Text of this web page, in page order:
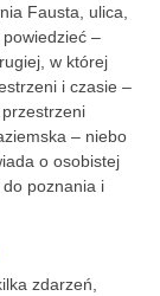
Fausta, ulica,
–
w której
i czasie –
– niebo
o osobistej
poznania i
zdarzeń,